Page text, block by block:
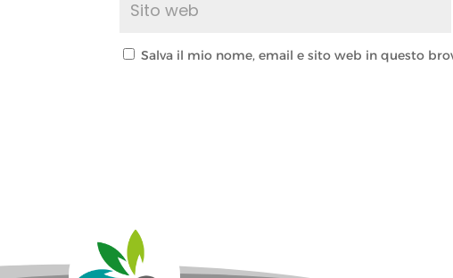
Salva il mio nome, email e sito web in questo